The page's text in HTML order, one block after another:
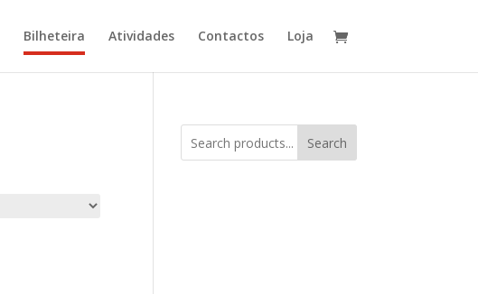
Bilheteira Atividades Contactos Loja
Search